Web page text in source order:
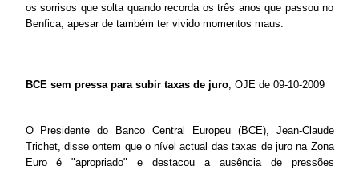
os sorrisos que solta quando recorda os três anos que passou no
Benfica, apesar de também ter vivido momentos maus.
BCE sem pressa para subir taxas de juro, OJE de 09-10-2009
O Presidente do Banco Central Europeu (BCE), Jean-Claude
Trichet, disse ontem que o nível actual das taxas de juro na Zona
Euro é "apropriado" e destacou a ausência de pressões